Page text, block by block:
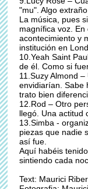
"mu". Algo
La música, pues
magnífica voz.
acontecimiento y
institución en
10.Yeah Saint
de él. Como si
11.Suzy Almond
envidiarían. Sabe
trato bien
12.Rod – Otro
llegó. Una actitud
13.Simba -
piezas que nadie
así fue.
Aquí habéis
sintiendo cada
Text: Maurici